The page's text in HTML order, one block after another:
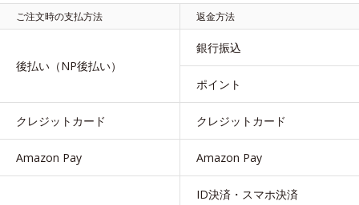
ご注文時の支払方法 返金方法
後払い（NP後払い）
銀行振込
ポイント
クレジットカード クレジットカード
Amazon Pay Amazon Pay
ID決済・スマホ決済